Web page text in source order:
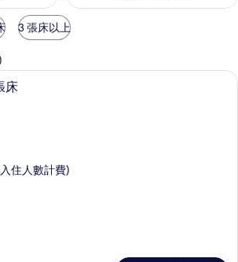
3 張床以上
豪華開放式客房, 多張床 | 高級寢具、
床
住人數計費)